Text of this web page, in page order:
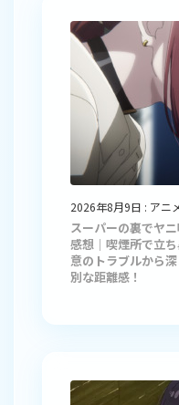
2026年8月9日 : アニ
スーパーの裏でヤ
感想｜喫煙所で立
意のトラブルから
別な距離感！